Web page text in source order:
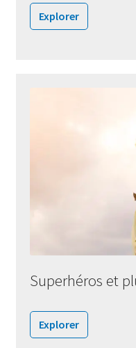
Explorer
Superhéros et
Explorer